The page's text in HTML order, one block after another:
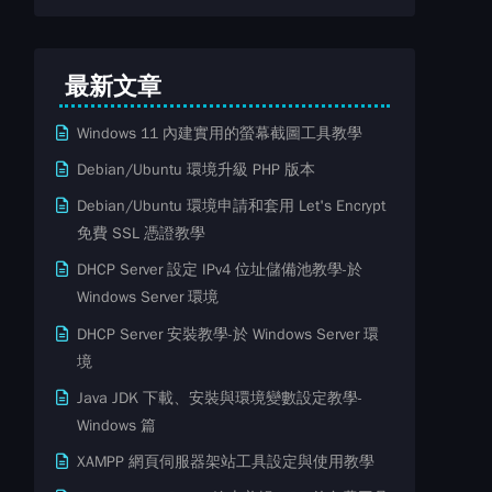
最新文章
Windows 11 內建實用的螢幕截圖工具教學
Debian/Ubuntu 環境升級 PHP 版本
Debian/Ubuntu 環境申請和套用 Let's Encrypt
免費​ SSL ​​憑證教學
DHCP Server 設定 IPv4 位址儲備池教學-於
Windows Server 環境
DHCP Server 安裝教學-於 Windows Server 環
境
Java JDK 下載、安裝與環境變數設定教學-
Windows 篇
XAMPP 網頁伺服器架站工具設定與使用教學